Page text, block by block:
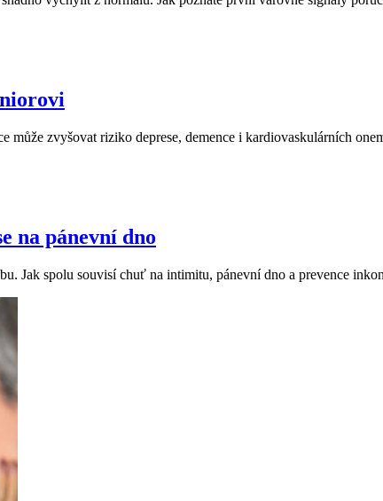
může zvyšovat riziko deprese, demence i kardiovaskulárních
na pánevní dno
Jak spolu souvisí chuť na intimitu, pánevní dno a prevence